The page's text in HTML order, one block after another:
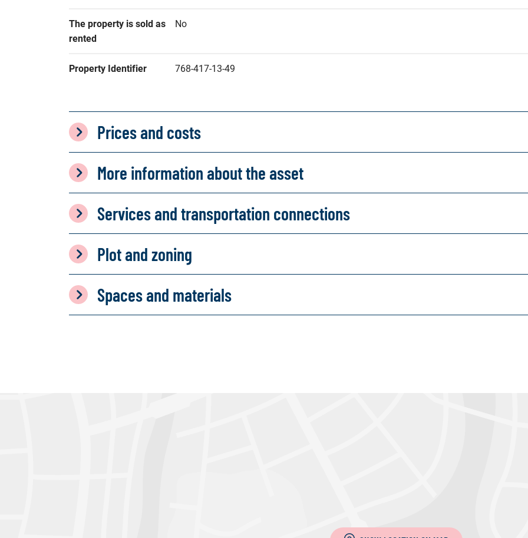
The property is sold as
rented
No
Property Identifier 768-417-13-49
Prices and costs
More information about the asset
Services and transportation connections
Plot and zoning
Spaces and materials